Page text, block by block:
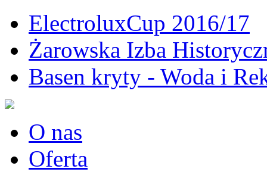
ElectroluxCup 2016/17
Żarowska Izba
Basen kryty - Woda i
O nas
Oferta